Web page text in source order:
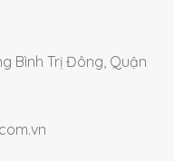
Bình Trị Đông, Quận